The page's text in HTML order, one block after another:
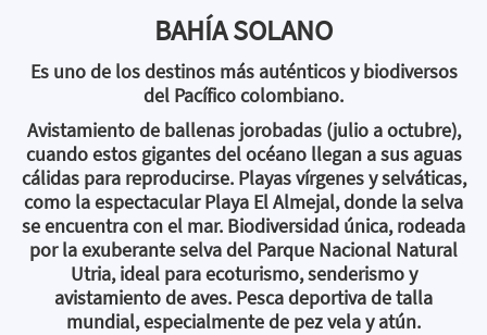
BAHÍA SOLANO
Es uno de los destinos más auténticos y biodiversos
del Pacífico colombiano.
Avistamiento de ballenas jorobadas(julio a octubre),
cuando estos gigantes del océano llegan a sus aguas
cálidas para reproducirse. Playas vírgenes y selváticas,
como la espectacular Playa El Almejal, donde la selva
se encuentra con el mar. Biodiversidad única, rodeada
por la exuberante selva del Parque Nacional Natural
Utria, ideal para ecoturismo, senderismo y
avistamiento de aves. Pesca deportiva de talla
mundial, especialmente de pez vela y atún.